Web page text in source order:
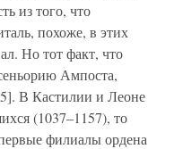
из того, что
похоже, в этих
Но тот факт, что
Ампоста,
В Кастилии и Леоне
(1037–1157), то
филиалы ордена